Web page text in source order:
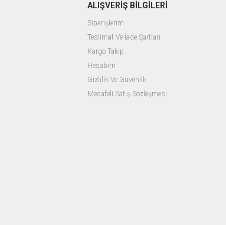
ALIŞVERİŞ BİLGİLERİ
Siparişlerim
Teslimat Ve İade Şartları
Kargo Takip
Hesabım
Gizlilik Ve Güvenlik
Mesafeli Satış Sözleşmesi